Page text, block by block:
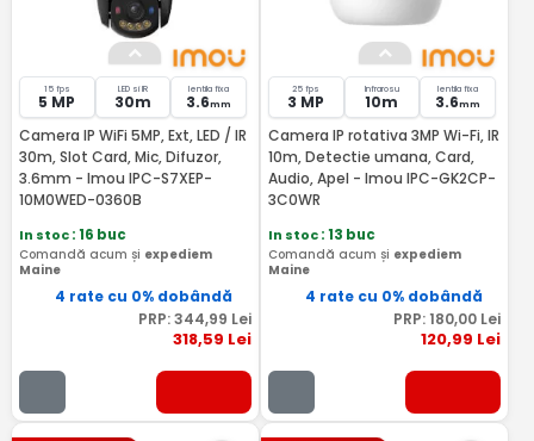
15 fps
5 MP
LED si IR
30m
lentila fixa
3.6mm
Camera IP WiFi 5MP, Ext, LED / IR
30m, Slot Card, Mic, Difuzor,
3.6mm - Imou IPC-S7XEP-
10M0WED-0360B
In stoc: 16 buc
Comandă acum și expediem
Maine
4 rate cu 0% dobândă
PRP:344,99 Lei
318,59 Lei
25 fps
3 MP
Infrarosu
10m
lentila fixa
3.6mm
Camera IP rotativa 3MP Wi-Fi, IR
10m, Detectie umana, Card,
Audio, Apel - Imou IPC-GK2CP-
3C0WR
In stoc: 13 buc
Comandă acum și expediem
Maine
4 rate cu 0% dobândă
PRP: 180,00 Lei
120,99 Lei